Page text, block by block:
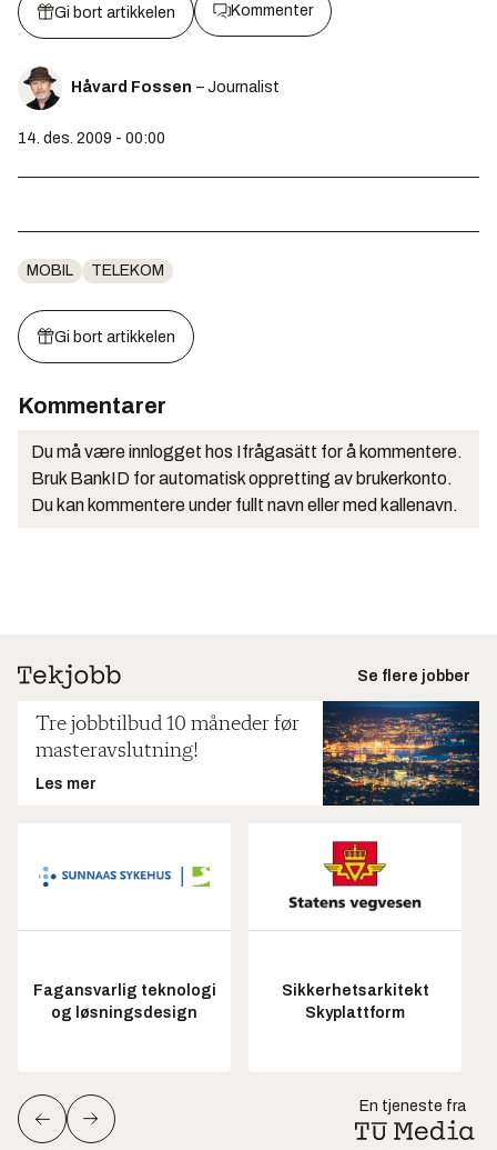
Gi bort artikkelen Kommenter
Håvard Fossen – Journalist
14. des. 2009 - 00:00
MOBIL TELEKOM
Gi bort artikkelen
Kommentarer
Du må være innlogget hos Ifrågasätt for å kommentere.
Bruk BankID for automatisk oppretting av brukerkonto.
Du kan kommentere under fullt navn eller med kallenavn.
Se flere jobber
Tre jobbtilbud 10 måneder før
masteravslutning!
Les mer
Fagansvarlig teknologi
og løsningsdesign
Sikkerhetsarkitekt
Skyplattform
En tjeneste fra